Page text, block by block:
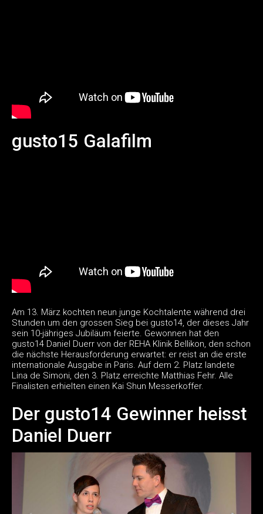
gusto15 Galafilm
Am 13. März kochten neun junge Kochtalente während drei
Stunden um den grossen Sieg bei gusto14, der dieses Jahr
sein 10-jähriges Jubiläum feierte. Gewonnen hat den
gusto14 Daniel Duerr von der REHA Klinik Bellikon, den schon
die nächste Herausforderung erwartet: er reist an die erste
internationale Ausgabe in Paris. Auf dem 2. Platz landete
Lina de Simoni, den 3. Platz erreichte Matthias Fehr. Alle
Finalisten erhielten einen Kai Shun Messerkoffer.
Der gusto14 Gewinner heisst
Daniel Duerr